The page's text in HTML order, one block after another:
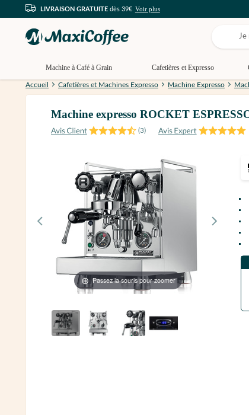
LIVRAISON GRATUITE dès 39€ Voir plus
Machine à Café à Grain Cafetières et Expresso
Accueil Cafetières et Machines Expresso Machine Expresso
Machine expresso ROCKET
(3)
Passez la souris pour zoomer